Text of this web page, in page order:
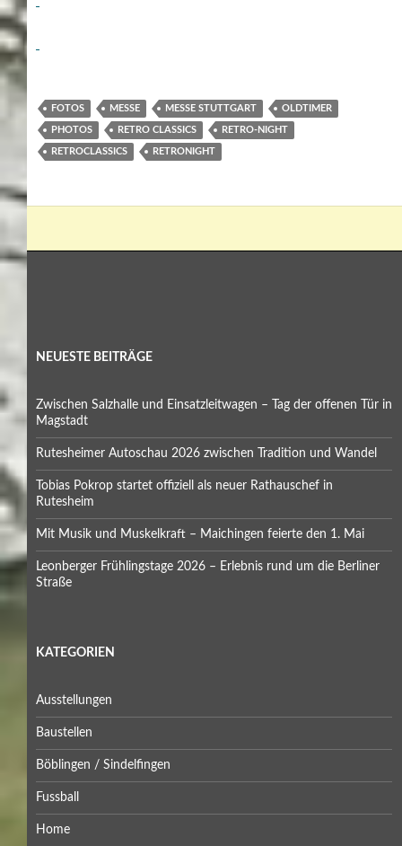
FOTOS MESSE MESSE STUTTGART OLDTIMER
PHOTOS RETRO CLASSICS RETRO-NIGHT
RETROCLASSICS RETRONIGHT
NEUESTE BEITRÄGE
Zwischen Salzhalle und Einsatzleitwagen – Tag der offenen Tür in
Magstadt
Rutesheimer Autoschau 2026 zwischen Tradition und Wandel
Tobias Pokrop startet offiziell als neuer Rathauschef in
Rutesheim
Mit Musik und Muskelkraft – Maichingen feierte den 1. Mai
Leonberger Frühlingstage 2026 – Erlebnis rund um die Berliner
Straße
KATEGORIEN
Ausstellungen
Baustellen
Böblingen / Sindelfingen
Fussball
Home